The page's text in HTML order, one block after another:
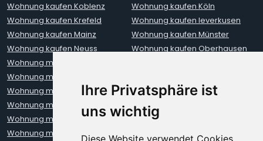
Ihre Privatsphäre ist
uns wichtig
Diese Website verwendet Cookies
Wohnung kaufen Koblenz
Wohnung kaufen Köln
Wohnung kaufen Krefeld
Wohnung kaufen leverkusen
Wohnung kaufen Mainz
Wohnung kaufen Münster
Wohnung kaufen Neuss
Wohnung kaufen Oberhausen
Wohnung mieten Aachen
Wohnung mieten Berlin
Wohnung mieten Bochum
Wohnung mieten Bonn
Wohnung mieten Bremen
Wohnung mieten Darmstadt
Wohnung mieten Dortmund
Wohnung mieten Dresden
Wohnung mieten Erfurt
Wohnung mieten Frankfurt